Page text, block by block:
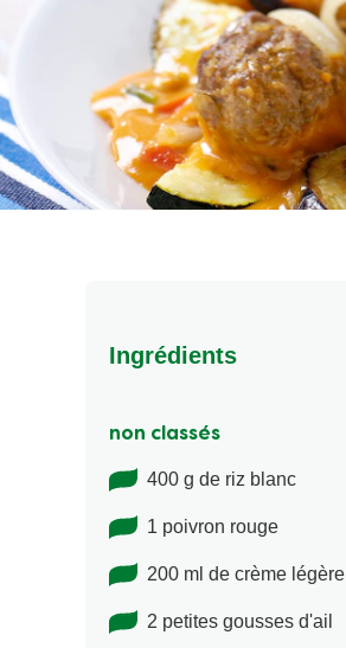
Ingrédients
non classés
400 g de riz blanc
1 poivron rouge
200 ml de crème légère
2 petites gousses d'ail